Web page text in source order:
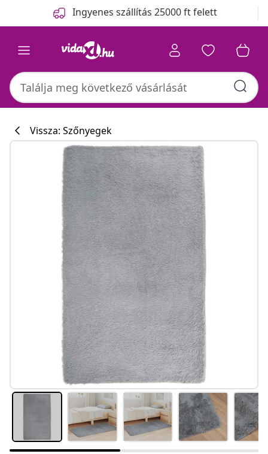
Ingyenes szállítás 25000 ft felett
Vissza: Szőnyegek